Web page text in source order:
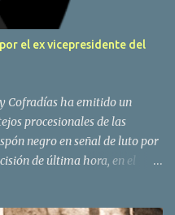
el ex vicepresidente del
Cofradías ha emitido un
procesionales de las
negro en señal de luto por
de última hora, en el